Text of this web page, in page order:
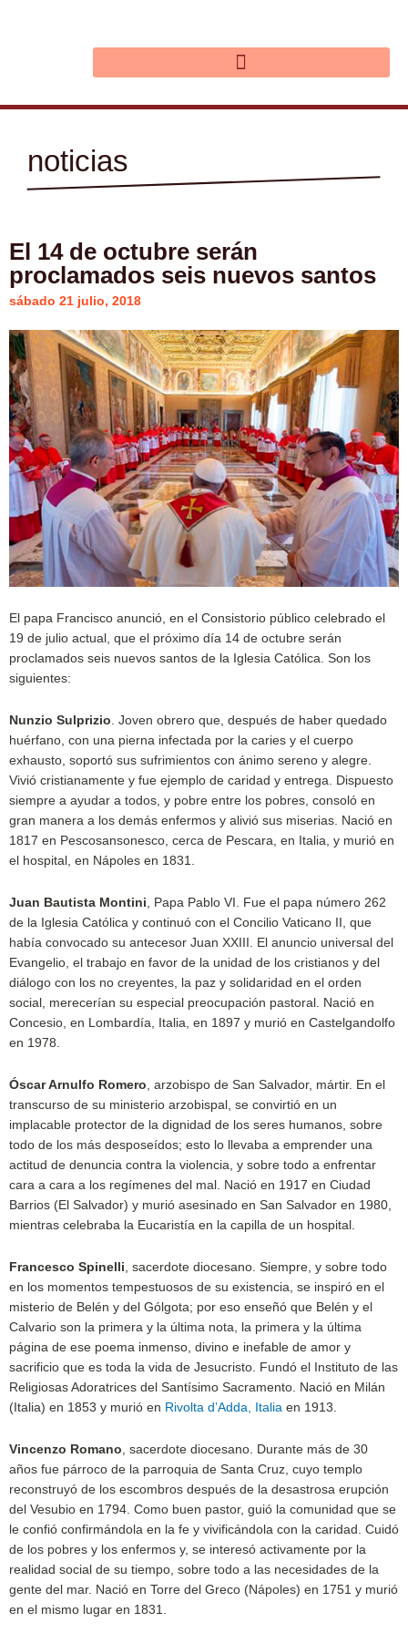
noticias
El 14 de octubre serán
proclamados seis nuevos santos
sábado 21 julio, 2018
El papa Francisco anunció, en el Consistorio público celebrado el
19 de julio actual, que el próximo día 14 de octubre serán
proclamados seis nuevos santos de la Iglesia Católica. Son los
siguientes:
Nunzio Sulprizio. Joven obrero que, después de haber quedado
huérfano, con una pierna infectada por la caries y el cuerpo
exhausto, soportó sus sufrimientos con ánimo sereno y alegre.
Vivió cristianamente y fue ejemplo de caridad y entrega. Dispuesto
siempre a ayudar a todos, y pobre entre los pobres, consoló en
gran manera a los demás enfermos y alivió sus miserias. Nació en
1817 en Pescosansonesco, cerca de Pescara, en Italia, y murió en
el hospital, en Nápoles en 1831.
Juan Bautista Montini, Papa Pablo VI. Fue el papa número 262
de la Iglesia Católica y continuó con el Concilio Vaticano II, que
había convocado su antecesor Juan XXIII. El anuncio universal del
Evangelio, el trabajo en favor de la unidad de los cristianos y del
diálogo con los no creyentes, la paz y solidaridad en el orden
social, merecerían su especial preocupación pastoral. Nació en
Concesio, en Lombardía, Italia, en 1897 y murió en Castelgandolfo
en 1978.
Óscar Arnulfo Romero, arzobispo de San Salvador, mártir. En el
transcurso de su ministerio arzobispal, se convirtió en un
implacable protector de la dignidad de los seres humanos, sobre
todo de los más desposeídos; esto lo llevaba a emprender una
actitud de denuncia contra la violencia, y sobre todo a enfrentar
cara a cara a los regímenes del mal. Nació en 1917 en Ciudad
Barrios (El Salvador) y murió asesinado en San Salvador en 1980,
mientras celebraba la Eucaristía en la capilla de un hospital.
Francesco Spinelli, sacerdote diocesano. Siempre, y sobre todo
en los momentos tempestuosos de su existencia, se inspiró en el
misterio de Belén y del Gólgota; por eso enseñó que Belén y el
Calvario son la primera y la última nota, la primera y la última
página de ese poema inmenso, divino e inefable de amor y
sacrificio que es toda la vida de Jesucristo. Fundó el Instituto de las
Religiosas Adoratrices del Santísimo Sacramento. Nació en Milán
(Italia) en 1853 y murió en Rivolta d’Adda, Italia en 1913.
Vincenzo Romano, sacerdote diocesano. Durante más de 30
años fue párroco de la parroquia de Santa Cruz, cuyo templo
reconstruyó de los escombros después de la desastrosa erupción
del Vesubio en 1794. Como buen pastor, guió la comunidad que se
le confió confirmándola en la fe y vivificándola con la caridad. Cuidó
de los pobres y los enfermos y, se interesó activamente por la
realidad social de su tiempo, sobre todo a las necesidades de la
gente del mar. Nació en Torre del Greco (Nápoles) en 1751 y murió
en el mismo lugar en 1831.